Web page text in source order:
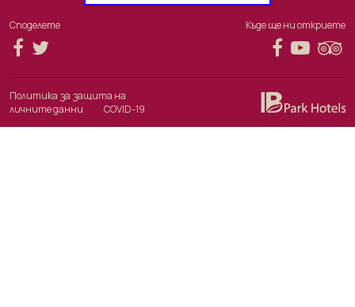
Споделете Къде ще ни откриете
Политика за защита на
личните данни
COVID-19